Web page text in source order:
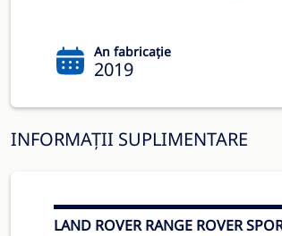
An fabricație
2019
INFORMAȚII SUPLIMENTARE
LAND ROVER RANGE ROVER